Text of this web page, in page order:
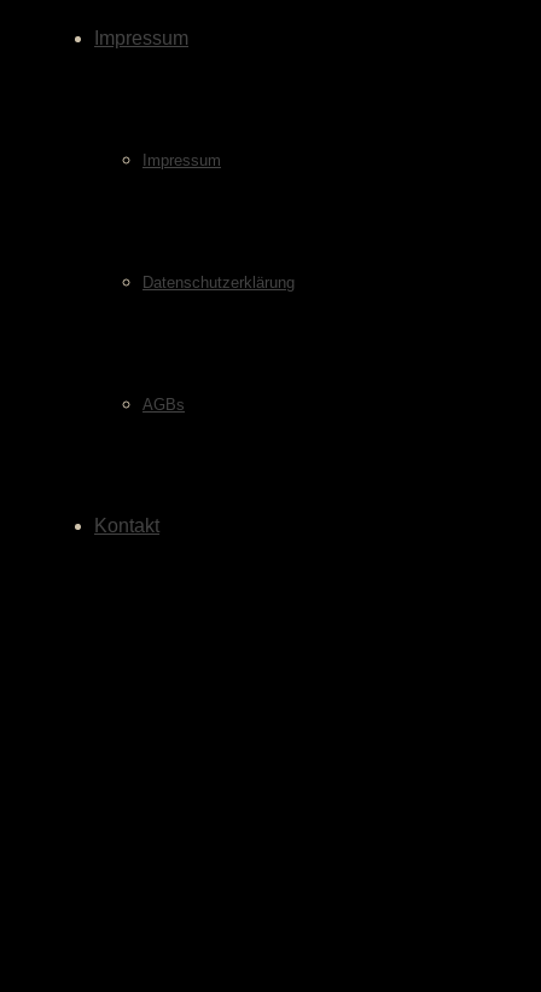
Impressum
Impressum
Datenschutzerklärung
AGBs
Kontakt